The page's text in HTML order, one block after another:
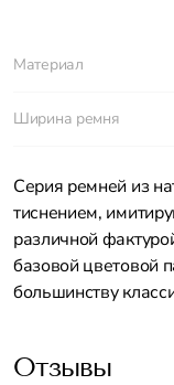
Серия ремней из
тиснением,
различной
базовой цветовой
большинству
Материал
Ширина ремня
Отзывы